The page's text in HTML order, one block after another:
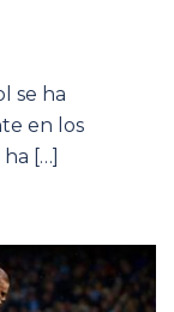
se ha
en los
[…]